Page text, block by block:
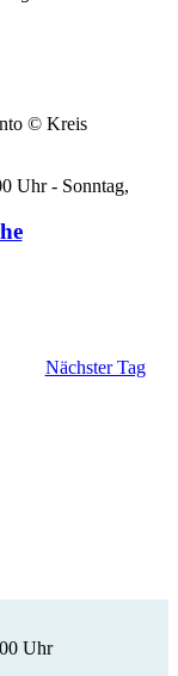
Uhr- Sonntag,
Nächster Tag
Uhr